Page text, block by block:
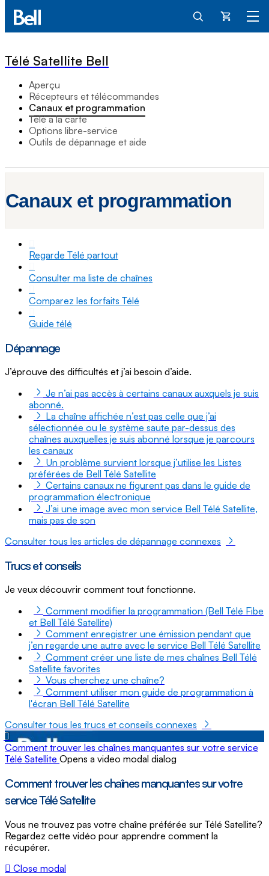
Panier
Télé Satellite Bell
Aperçu
Récepteurs et télécommandes
Canaux et programmation
Télé à la carte
Options libre-service
Outils de dépannage et aide
Canaux et programmation
Regarde Télé partout
Consulter ma liste de chaînes
Comparez les forfaits Télé
Guide télé
Dépannage
J’éprouve des difficultés et j’ai besoin d’aide.
Je n’ai pas accès à certains canaux auxquels je suis
abonné.
La chaîne affichée n’est pas celle que j’ai
sélectionnée ou le système saute par-dessus des
chaînes auxquelles je suis abonné lorsque je parcours
les canaux
Un problème survient lorsque j’utilise les Listes
préférées de Bell Télé Satellite
Certains canaux ne figurent pas dans le guide de
programmation électronique
J’ai une image avec mon service Bell Télé Satellite,
mais pas de son
Consulter tous les articles de dépannage connexes
Trucs et conseils
Je veux découvrir comment tout fonctionne.
Comment modifier la programmation (Bell Télé Fibe
et Bell Télé Satellite)
Comment enregistrer une émission pendant que
j’en regarde une autre avec le service Bell Télé Satellite
Comment créer une liste de mes chaînes Bell Télé
Satellite favorites
Vous cherchez une chaîne?
Comment utiliser mon guide de programmation à
l'écran Bell Télé Satellite
Consulter tous les trucs et conseils connexes
Comment trouver les chaînes manquantes sur votre service
Télé Satellite Opens a video modal dialog
Comment trouver les chaînes manquantes sur votre
service Télé Satellite
Vous ne trouvez pas votre chaîne préférée sur Télé Satellite?
Regardez cette vidéo pour apprendre comment la
récupérer.
Close modal